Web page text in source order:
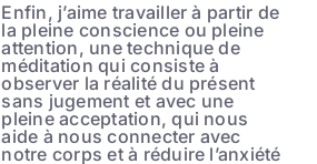
Enfin, j’aime travailler à partir de
la pleine conscience ou pleine
attention, une technique de
méditation qui consiste à
observer la réalité du présent
sans jugement et avec une
pleine acceptation, qui nous
aide à nous connecter avec
notre corps et à réduire l’anxiété